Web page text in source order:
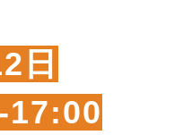
日
17:00